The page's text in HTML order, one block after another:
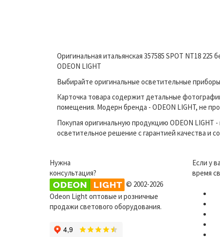
Оригинальная итальянская 357585 SPOT NT18
ODEON LIGHT
Выбирайте оригинальные осветительные
Карточка товара содержит детальные
помещения. Модерн бренда - ODEON LIGHT, не
Покупая оригинальную продукцию ODEON
осветительное решение с гарантией качества и
Нужна
консультация?
Если у
время
© 2002-2026
Odeon Light оптовые и розничные
продажи светового оборудования.